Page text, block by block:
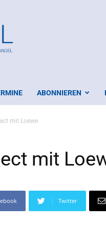
ABONNIEREN
mit Loewe
mit
Twitter